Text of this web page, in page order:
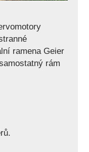
ramena Geier
rám